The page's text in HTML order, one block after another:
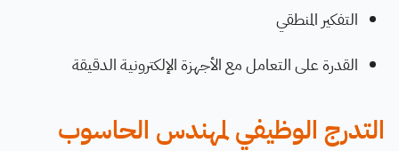
التفكير المنطقي
القدرة على التعامل مع الأجهزة الإلكترونية الدقيقة
التدرج الوظيفي لمهندس الحاسوب